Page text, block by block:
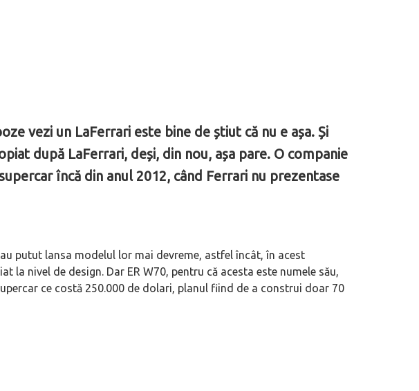
vezi un LaFerrari este bine de știut că nu e așa. Și
după LaFerrari, deși, din nou, așa pare. O companie
încă din anul 2012, când Ferrari nu prezentase
putut lansa modelul lor mai devreme, astfel încât, în acest
la nivel de design. Dar ER W70, pentru că acesta este numele său,
ce costă 250.000 de dolari, planul fiind de a construi doar 70